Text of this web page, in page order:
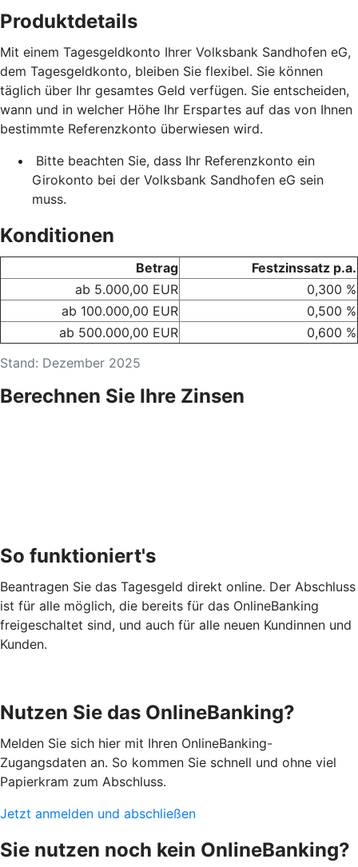
Produktdetails
Mit einem Tagesgeldkonto Ihrer Volksbank Sandhofen eG,
dem Tagesgeldkonto, bleiben Sie flexibel. Sie können
täglich über Ihr gesamtes Geld verfügen. Sie entscheiden,
wann und in welcher Höhe Ihr Erspartes auf das von Ihnen
bestimmte Referenzkonto überwiesen wird.
Bitte beachten Sie, dass Ihr Referenzkonto ein
Girokonto bei der Volksbank Sandhofen eG sein
muss.
Konditionen
Stand: Dezember 2025
Betrag
Festzinssatz p.a.
ab 5.000,00 EUR
0,300 %
ab 100.000,00 EUR
0,500 %
ab 500.000,00 EUR
0,600 %
Berechnen Sie Ihre Zinsen
So funktioniert's
Beantragen Sie das Tagesgeld direkt online. Der Abschluss
ist für alle möglich, die bereits für das OnlineBanking
freigeschaltet sind, und auch für alle neuen Kundinnen und
Kunden.
Nutzen Sie das OnlineBanking?
Melden Sie sich hier mit Ihren OnlineBanking-
Zugangsdaten an. So kommen Sie schnell und ohne viel
Papierkram zum Abschluss.
Jetzt anmelden und abschließen
Sie nutzen noch kein OnlineBanking?